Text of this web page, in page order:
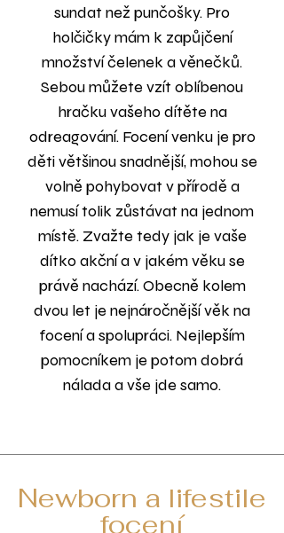
sundat než punčošky. Pro
holčičky mám k zapůjčení
množství čelenek a věnečků.
Sebou můžete vzít oblíbenou
hračku vašeho dítěte na
odreagování. Focení venku je pro
děti většinou snadnější, mohou se
volně pohybovat v přírodě a
nemusí tolik zůstávat na jednom
místě. Zvažte tedy jak je vaše
dítko akční a v jakém věku se
právě nachází. Obecně kolem
dvou let je nejnáročnější věk na
focení a spolupráci. Nejlepším
pomocníkem je potom dobrá
nálada a vše jde samo.
Newborn a lifestile
focení